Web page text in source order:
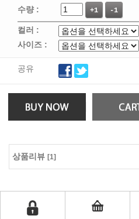
수량 :
+1 -1
컬러 :
사이즈 :
공유
상품리뷰 [1]